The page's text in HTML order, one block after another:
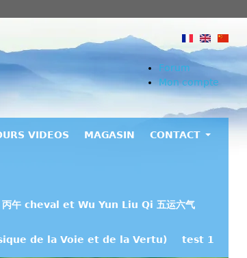
Forum
Mon compte
VIDEOS MAGASIN CONTACT
午 cheval et Wu Yun Liu Qi 五运六气
de la Voie et de la Vertu) test 1